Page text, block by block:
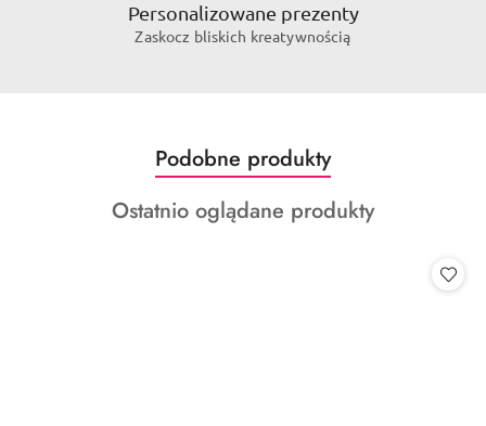
Personalizowane prezenty
Zaskocz bliskich kreatywnością
Pomiń karuzelę produktów
Produkty
o
statusie:
Podobne produkty
Produkty
Ostatnio oglądane produkty